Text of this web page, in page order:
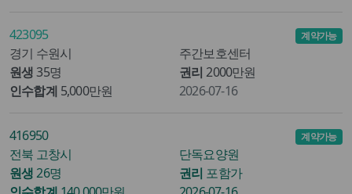
423095
경기 수원시
주간보호센터
원생 35명 권리 2000만원
인수합계 5,000만원
계약가능
2026-07-16
416950
전북 고창시
단독요양원
원생 26명 권리 포함가
계약가능